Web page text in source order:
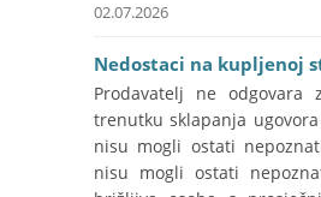
02.07.2026
Nedostaci na kupljenoj
Prodavatelj ne
trenutku sklapanja
nisu mogli ostati
nisu mogli ostati